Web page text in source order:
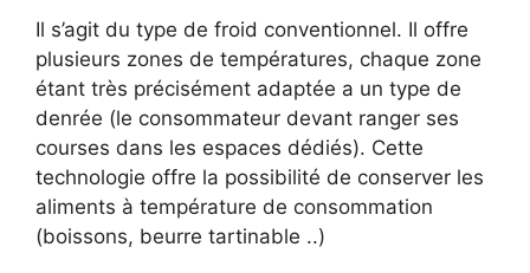
Il s’agit du type de froid conventionnel. Il offre
plusieurs zones de températures, chaque zone
étant très précisément adaptée a un type de
denrée (le consommateur devant ranger ses
courses dans les espaces dédiés). Cette
technologie offre la possibilité de conserver les
aliments à température de consommation
(boissons, beurre tartinable ..)